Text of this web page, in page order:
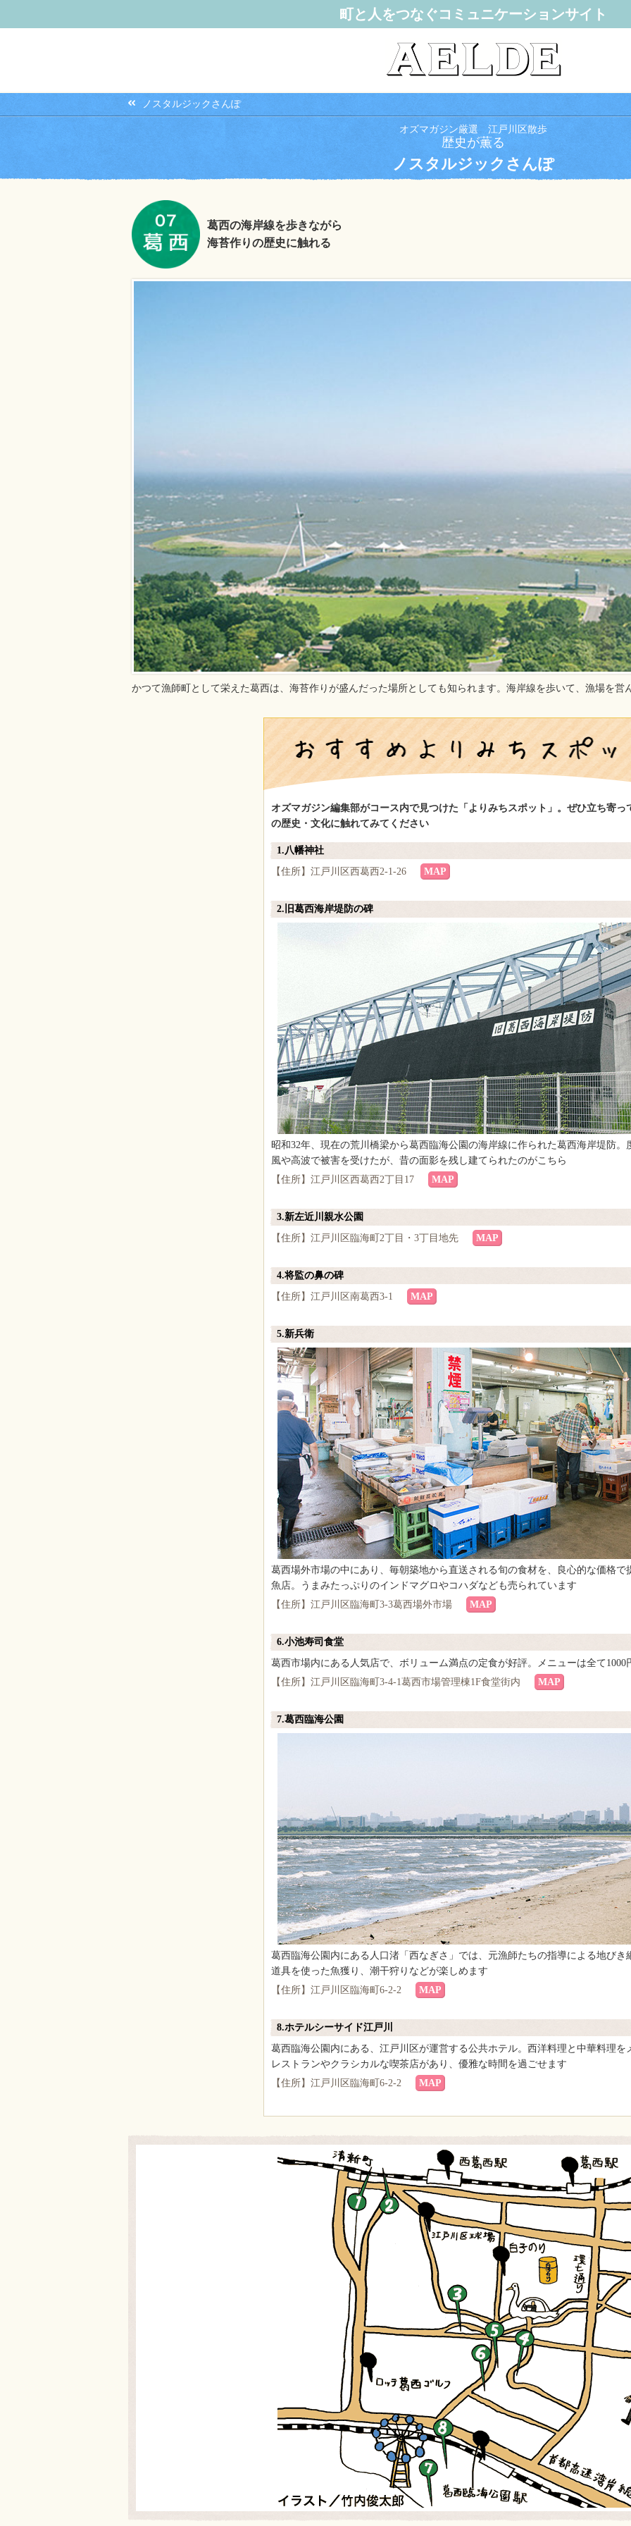
町と人をつなぐコミュニケーションサイト
ノスタルジックさんぽ
オズマガジン厳選 江戸川区散歩
歴史が薫る
ノスタルジックさんぽ
葛西の海岸線を歩きながら
海苔作りの歴史に触れる
かつて漁師町として栄えた葛西は、海苔作りが盛んだった場所としても知られます。海岸線を歩いて、漁場を営
オズマガジン編集部がコース内で見つけた「よりみちスポット」。ぜひ立ち寄っ
の歴史・文化に触れてみてください
1.八幡神社
【住所】江戸川区西葛西2-1-26
MAP
2.旧葛西海岸堤防の碑
昭和32年、現在の荒川橋梁から葛西臨海公園の海岸線に作られた葛西海岸堤防。
風や高波で被害を受けたが、昔の面影を残し建てられたのがこちら
【住所】江戸川区西葛西2丁目17
MAP
3.新左近川親水公園
【住所】江戸川区臨海町2丁目・3丁目地先
MAP
4.将監の鼻の碑
【住所】江戸川区南葛西3-1
MAP
5.新兵衛
葛西場外市場の中にあり、毎朝築地から直送される旬の食材を、良心的な価格で
魚店。うまみたっぷりのインドマグロやコハダなども売られています
【住所】江戸川区臨海町3-3葛西場外市場
MAP
6.小池寿司食堂
葛西市場内にある人気店で、ボリューム満点の定食が好評。メニューは全て1000
【住所】江戸川区臨海町3-4-1葛西市場管理棟1F食堂街内
MAP
7.葛西臨海公園
葛西臨海公園内にある人口渚「西なぎさ」では、元漁師たちの指導による地びき
道具を使った魚獲り、潮干狩りなどが楽しめます
【住所】江戸川区臨海町6-2-2
MAP
8.ホテルシーサイド江戸川
葛西臨海公園内にある、江戸川区が運営する公共ホテル。西洋料理と中華料理を
レストランやクラシカルな喫茶店があり、優雅な時間を過ごせます
【住所】江戸川区臨海町6-2-2
MAP